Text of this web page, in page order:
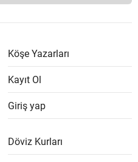
Köşe Yazarları
Kayıt Ol
Giriş yap
Döviz Kurları